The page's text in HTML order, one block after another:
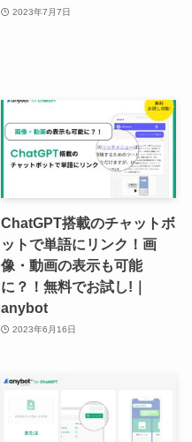
2023年7月7日
ChatGPT搭載のチャットボ
ットで単語にリンク！画
像・動画の表示も可能
に？！無料でお試し!｜
anybot
2023年6月16日